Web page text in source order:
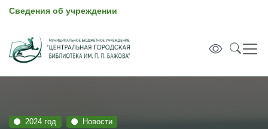
Сведения об учреждении
2024 год Новости